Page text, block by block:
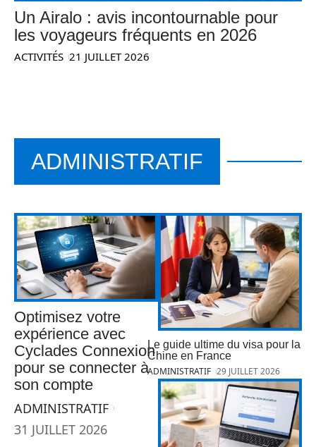
Un Airalo : avis incontournable pour
les voyageurs fréquents en 2026
ACTIVITÉS 21 JUILLET 2026
ADMINISTRATIF
Optimisez votre
expérience avec
Cyclades Connexion
pour se connecter à
son compte
ADMINISTRATIF
31 JUILLET 2026
Le guide ultime du visa pour la
Chine en France
ADMINISTRATIF 29 JUILLET 2026